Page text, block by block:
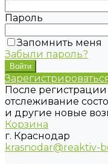
Пароль
Запомнить меня
Забыли пароль?
После регистрации
отслеживание
и другие новые
Корзина
г. Краснодар
krasnodar@reaktiv-